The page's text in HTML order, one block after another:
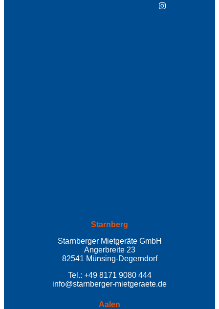
Starnberg
Starnberger Mietgeräte GmbH
Angerbreite 23
82541 Münsing-Degerndorf
Tel.: +49 8171 9080 444
info@starnberger-mietgeraete.de
Aalen